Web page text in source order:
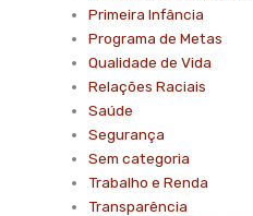
Primeira Infância
Programa de Metas
Qualidade de Vida
Relações Raciais
Saúde
Segurança
Sem categoria
Trabalho e Renda
Transparência